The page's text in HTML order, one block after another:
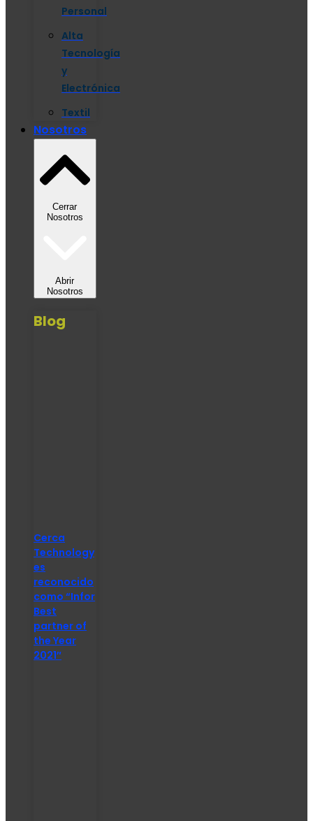
Personal
Alta
Tecnología
y
Electrónica
Textil
Nosotros
Cerrar
Nosotros
Abrir
Nosotros
Blog
Cerca
Technology
es
reconocido
como “Infor
Best
partner of
the Year
2021″